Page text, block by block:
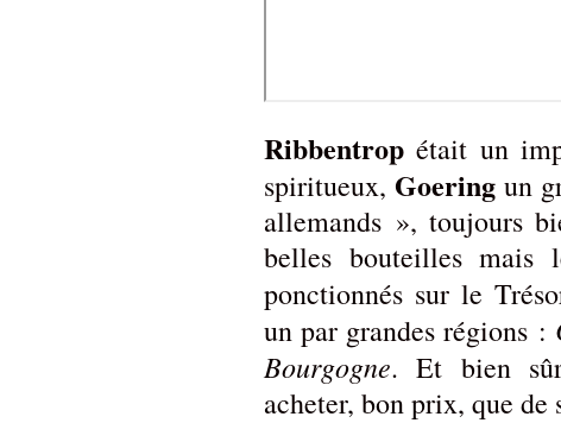
Ribbentrop était un
spiritueux, Goering un
allemands », toujours
belles bouteilles mais
ponctionnés sur le
un par grandes régions :
Bourgogne. Et bien
acheter, bon prix, que de